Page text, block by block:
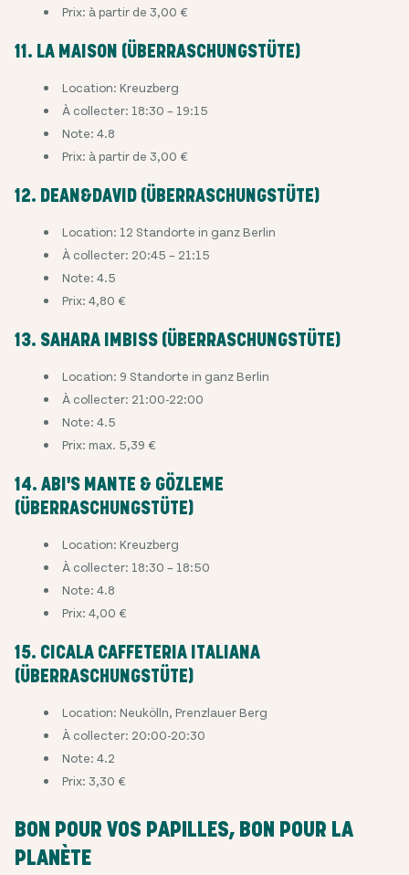
Prix: à partir de 3,00 €
11. LA MAISON (ÜBERRASCHUNGSTÜTE)
Location: Kreuzberg
À collecter: 18:30 – 19:15
Note: 4.8
Prix: à partir de 3,00 €
12. DEAN&DAVID (ÜBERRASCHUNGSTÜTE)
Location: 12 Standorte in ganz Berlin
À collecter: 20:45 – 21:15
Note: 4.5
Prix: 4,80 €
13. SAHARA IMBISS (ÜBERRASCHUNGSTÜTE)
Location: 9 Standorte in ganz Berlin
À collecter: 21:00-22:00
Note: 4.5
Prix: max. 5,39 €
14. ABI'S MANTE & GÖZLEME
(ÜBERRASCHUNGSTÜTE)
Location: Kreuzberg
À collecter: 18:30 – 18:50
Note: 4.8
Prix: 4,00 €
15. CICALA CAFFETERIA ITALIANA
(ÜBERRASCHUNGSTÜTE)
Location: Neukölln, Prenzlauer Berg
À collecter: 20:00-20:30
Note: 4.2
Prix: 3,30 €
BON POUR VOS PAPILLES, BON POUR LA
PLANÈTE